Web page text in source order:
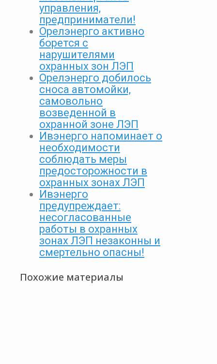
управления,
предприниматели!
Орелэнерго активно
борется с
нарушителями
охранных зон ЛЭП
Орелэнерго добилось
сноса автомойки,
самовольно
возведенной в
охранной зоне ЛЭП
Ивэнерго напоминает о
необходимости
соблюдать меры
предосторожности в
охранных зонах ЛЭП
Ивэнерго
предупреждает:
несогласованные
работы в охранных
зонах ЛЭП незаконны и
смертельно опасны!
Похожие материалы